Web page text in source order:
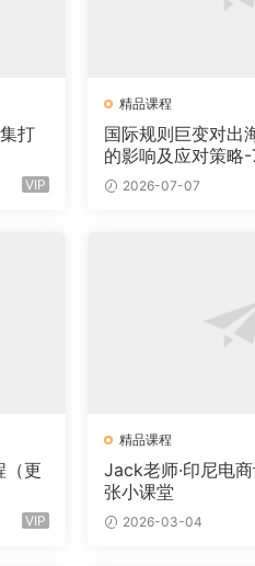
打
VIP
精品课程
国际规则巨变对出
的影响及应对策略
2026-07-07
（更
VIP
精品课程
Jack老师·印尼电
张小课堂
2026-03-04